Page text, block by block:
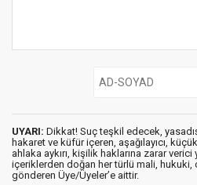
UYARI: Dikkat! Suç teşkil edecek,
hakaret ve küfür içeren, aşağılayıcı,
ahlaka aykırı, kişilik haklarına zarar
içeriklerden doğan her türlü mali,
gönderen Üye/Üyeler’e aittir.